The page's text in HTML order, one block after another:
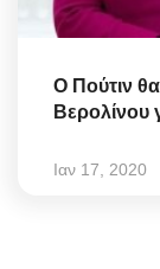
Ο Πούτιν
Βερολίνου
Ιαν 17, 2020